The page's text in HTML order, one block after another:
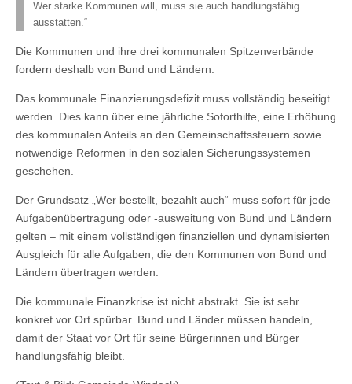
Wer starke Kommunen will, muss sie auch handlungsfähig
ausstatten.“
Die Kommunen und ihre drei kommunalen Spitzenverbände
fordern deshalb von Bund und Ländern:
Das kommunale Finanzierungsdefizit muss vollständig beseitigt
werden. Dies kann über eine jährliche Soforthilfe, eine Erhöhung
des kommunalen Anteils an den Gemeinschaftssteuern sowie
notwendige Reformen in den sozialen Sicherungssystemen
geschehen.
Der Grundsatz „Wer bestellt, bezahlt auch“ muss sofort für jede
Aufgabenübertragung oder -ausweitung von Bund und Ländern
gelten – mit einem vollständigen finanziellen und dynamisierten
Ausgleich für alle Aufgaben, die den Kommunen von Bund und
Ländern übertragen werden.
Die kommunale Finanzkrise ist nicht abstrakt. Sie ist sehr
konkret vor Ort spürbar. Bund und Länder müssen handeln,
damit der Staat vor Ort für seine Bürgerinnen und Bürger
handlungsfähig bleibt.